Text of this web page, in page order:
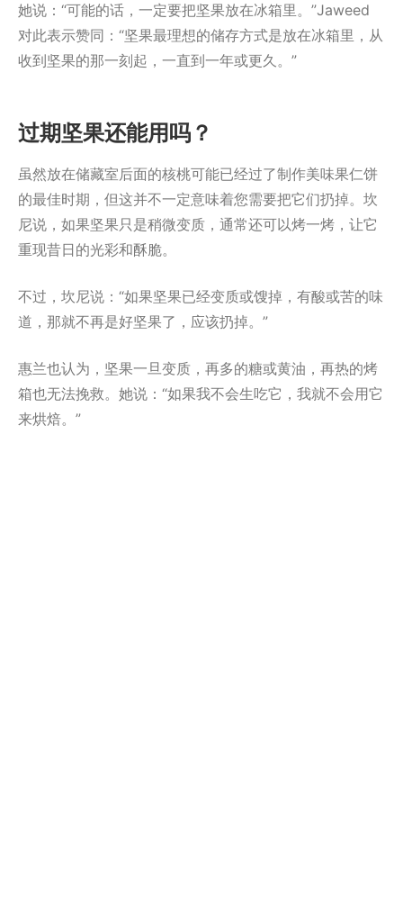
她说：“可能的话，一定要把坚果放在冰箱里。”Jaweed
对此表示赞同：“坚果最理想的储存方式是放在冰箱里，从
收到坚果的那一刻起，一直到一年或更久。”
过期坚果还能用吗？
虽然放在储藏室后面的核桃可能已经过了制作美味果仁饼
的最佳时期，但这并不一定意味着您需要把它们扔掉。坎
尼说，如果坚果只是稍微变质，通常还可以烤一烤，让它
重现昔日的光彩和酥脆。
不过，坎尼说：“如果坚果已经变质或馊掉，有酸或苦的味
道，那就不再是好坚果了，应该扔掉。”
惠兰也认为，坚果一旦变质，再多的糖或黄油，再热的烤
箱也无法挽救。她说：“如果我不会生吃它，我就不会用它
来烘焙。”